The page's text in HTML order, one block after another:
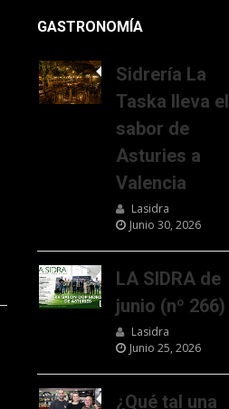
GASTRONOMÍA
Sidrería La
Taska lleva el
sabor de
Asturies a
Valencia
Lasidra
Junio 30, 2026
LA SIDRA de
junio (nº 266)
Lasidra
Junio 25, 2026
¿Qué tal una